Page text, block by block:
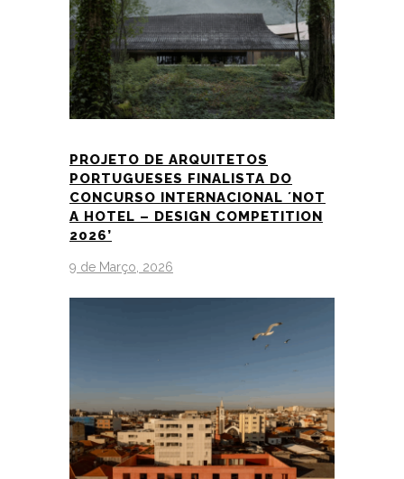
PROJETO DE ARQUITETOS
PORTUGUESES FINALISTA DO
CONCURSO INTERNACIONAL ´NOT
A HOTEL – DESIGN COMPETITION
2026’
9 de Março, 2026